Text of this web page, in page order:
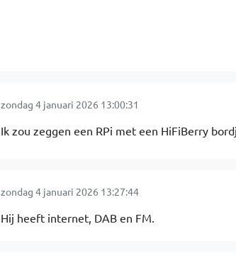
zondag 4 januari 2026 13:00:31
Ik zou zeggen een RPi met een HiFiBerry
zondag 4 januari 2026 13:27:44
Hij heeft internet, DAB en FM.